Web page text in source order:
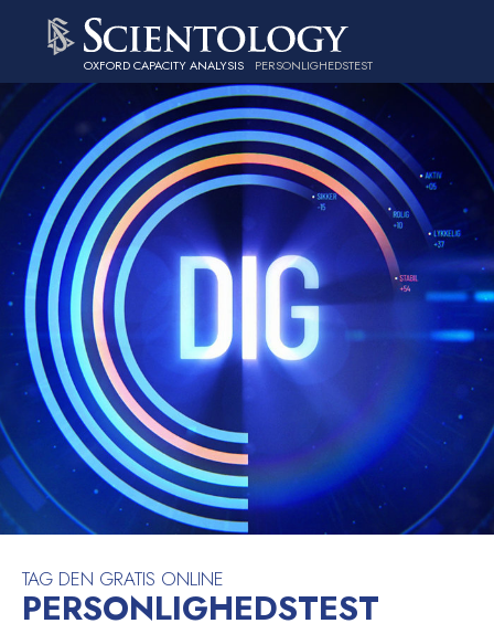
OXFORD CAPACITY ANALYSIS PERSONLIGHEDSTEST
TAG DEN GRATIS ONLINE
PERSONLIGHEDSTEST